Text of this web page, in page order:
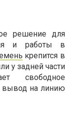
решение для
и работы в
крепится в
у задней части
свободное
вывод на линию